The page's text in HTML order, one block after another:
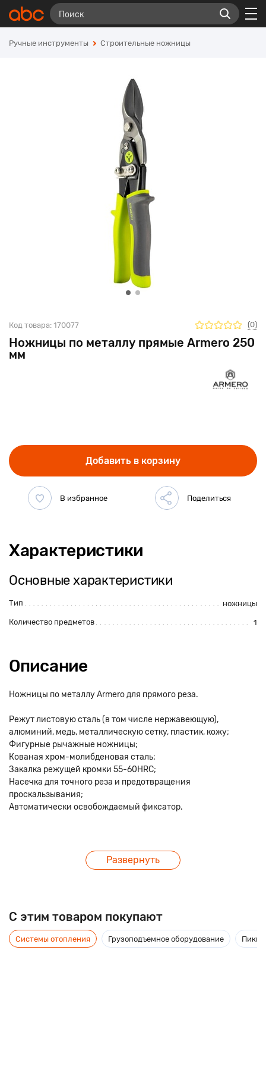
Ручные инструменты Строительные ножницы
Ножницы по металлу прямые Armero 250
мм
Код товара: 170077 (0)
Добавить в корзину
Характеристики
Основные характеристики
Тип ножницы
Количество предметов 1
Описание
Ножницы по металлу Armero для прямого реза.
Режут листовую сталь (в том числе нержавеющую),
алюминий, медь, металлическую сетку, пластик, кожу;
Фигурные рычажные ножницы;
Кованая хром-молибденовая сталь;
Закалка режущей кромки 55-60HRC;
Насечка для точного реза и предотвращения
проскальзывания;
Автоматически освобождаемый фиксатор.
Развернуть
C этим товаром покупают
Системы отопления Грузоподъемное оборудование